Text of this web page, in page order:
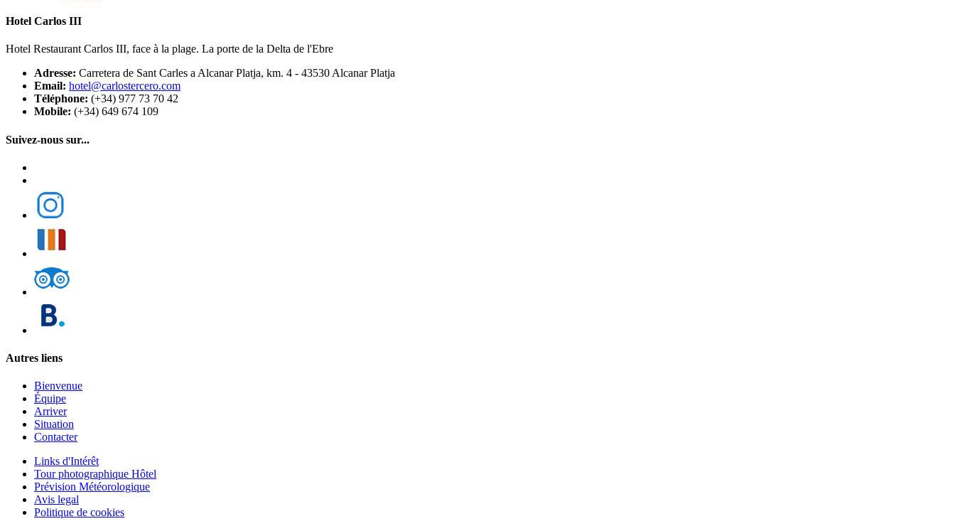
Hotel Carlos III
Hotel Restaurant Carlos III, face à la plage. La porte de la Delta de l'Ebre
Adresse: Carretera de Sant Carles a Alcanar Platja, km. 4 - 43530 Alcanar Platja
Email: hotel@carlostercero.com
Téléphone: (+34) 977 73 70 42
Mobile: (+34) 649 674 109
Suivez-nous sur...
Autres liens
Bienvenue
Équipe
Arriver
Situation
Contacter
Links d'Intérêt
Tour photographique Hôtel
Prévision Météorologique
Avis legal
Politique de cookies